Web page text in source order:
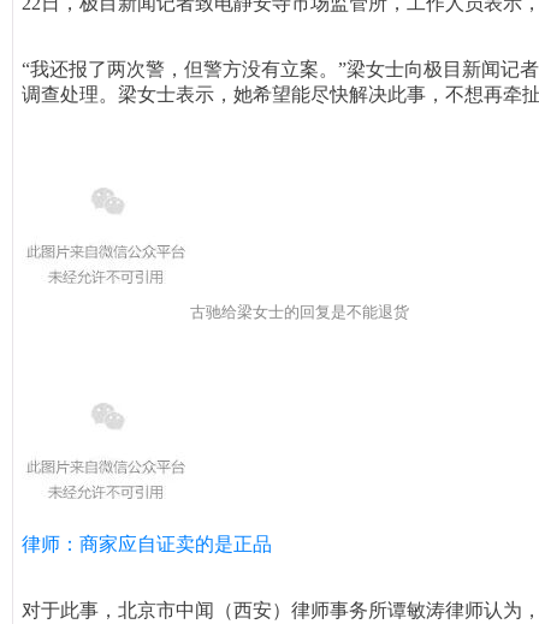
“我还报了两次警，但警方没有立案。”梁女士向极目新闻记
调查处理。梁女士表示，她希望能尽快解决此事，不想再牵
古驰给梁女士的回复是不能退货
律师：商家应自证卖的是正品
对于此事，北京市中闻（西安）律师事务所谭敏涛律师认为